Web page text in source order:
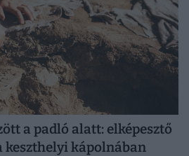
a padló alatt: elképesztő
kápolnában